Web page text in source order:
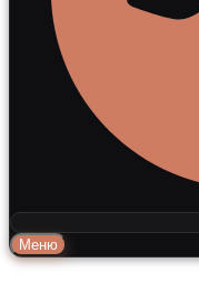
Меню